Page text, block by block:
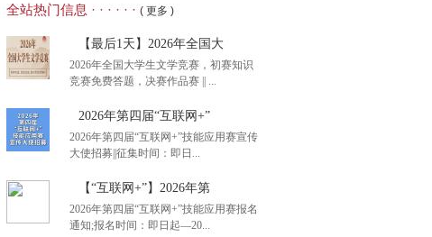
全站热门信息 · · · · · · ( 更多 )
【最后1天】2026年全国大
2026年全国大学生文学竞赛，初赛知识
竞赛免费答题，决赛作品赛 || ...
【最后1天】2026年全国大
2026年第四届“互联网+”
2026年第四届“互联网+”技能应用赛宣传
大使招募||征集时间：即日...
2026年第四届“互联网+”
【“互联网+”】2026年第
2026年第四届“互联网+”技能应用赛报名
通知;报名时间：即日起—20...